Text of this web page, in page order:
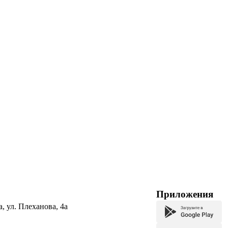
ул. Плеханова, 4а
Приложения